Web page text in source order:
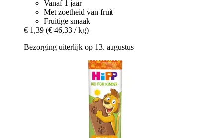
Vanaf 1 jaar
Met zoetheid van fruit
Fruitige smaak
€ 1,39 (€ 46,33 / kg)
Bezorging uiterlijk op 13. augustus